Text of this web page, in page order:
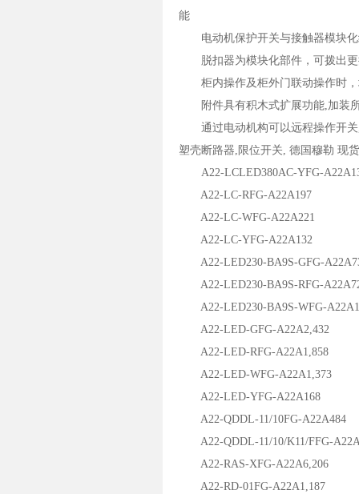
能
电动机保护开关与接触器模块化
脱扣器为模块化部件，可拨出
柜内操作及柜外门联动操作时，
附件具有积木式扩展功能,加装
通过电动机构可以远程操作开关,
塑壳断路器,限位开关, 德国穆勒
A22-LCLED380AC-YFG-
A22-LC-RFG-A22A197
A22-LC-WFG-A22A221
A22-LC-YFG-A22A132
A22-LED230-BA9S-GFG-
A22-LED230-BA9S-RFG-
A22-LED230-BA9S-WFG-
A22-LED-GFG-A22A2,432
A22-LED-RFG-A22A1,858
A22-LED-WFG-A22A1,373
A22-LED-YFG-A22A168
A22-QDDL-11/10FG-A22A484
A22-QDDL-11/10/K11/FFG-
A22-RAS-XFG-A22A6,206
A22-RD-01FG-A22A1,187